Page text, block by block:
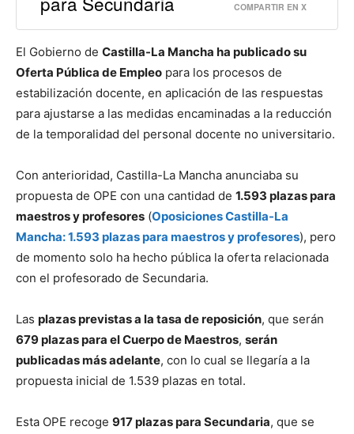
COMPARTIR EN X
El Gobierno de Castilla-La Mancha ha publicado su
Oferta Pública de Empleo para los procesos de
estabilización docente, en aplicación de las respuestas
para ajustarse a las medidas encaminadas a la reducción
de la temporalidad del personal docente no universitario.
Con anterioridad, Castilla-La Mancha anunciaba su
propuesta de OPE con una cantidad de 1.593 plazas para
maestros y profesores (Oposiciones Castilla-La
Mancha: 1.593 plazas para maestros y profesores), pero
de momento solo ha hecho pública la oferta relacionada
con el profesorado de Secundaria.
Las plazas previstas a la tasa de reposición, que serán
679 plazas para el Cuerpo de Maestros, serán
publicadas más adelante, con lo cual se llegaría a la
propuesta inicial de 1.539 plazas en total.
Esta OPE recoge 917 plazas para Secundaria, que se